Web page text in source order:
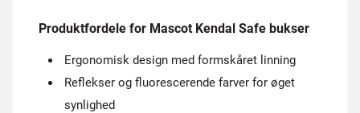
Produktfordele for Mascot Kendal Safe bukser
Ergonomisk design med formskåret linning
Reflekser og fluorescerende farver for øget
synlighed